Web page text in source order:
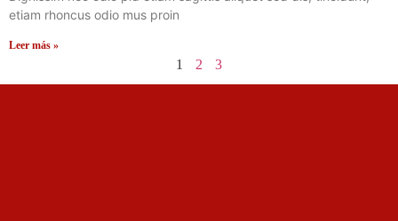
etiam rhoncus odio mus proin
Leer más »
1 2 3